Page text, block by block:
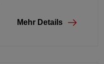
Mehr Details